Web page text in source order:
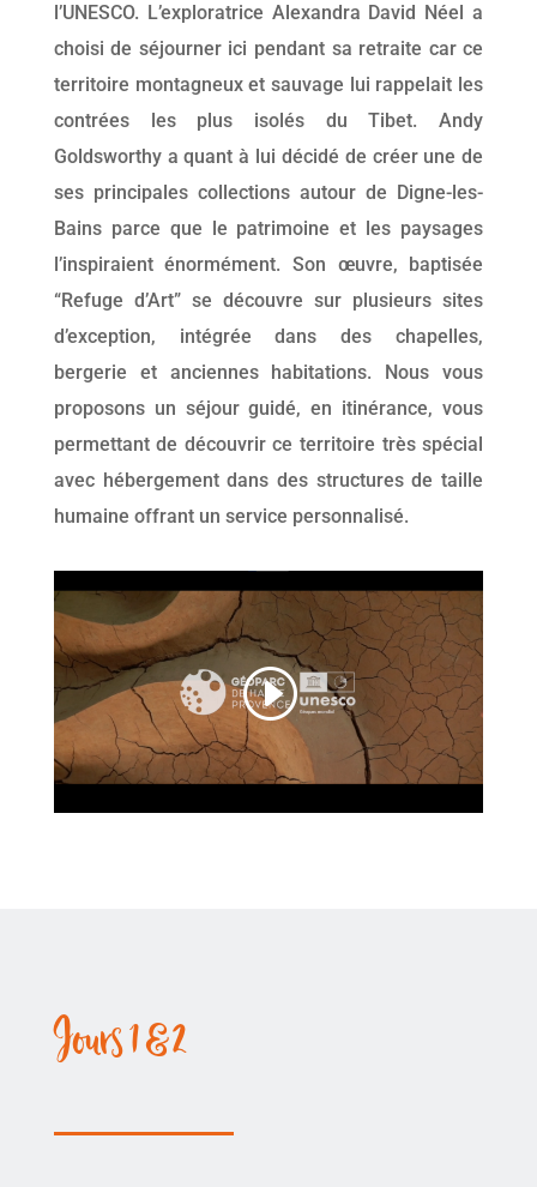
l’UNESCO. L’exploratrice Alexandra David Néel a
choisi de séjourner ici pendant sa retraite car ce
territoire montagneux et sauvage lui rappelait les
contrées les plus isolés du Tibet. Andy
Goldsworthy a quant à lui décidé de créer une de
ses principales collections autour de Digne-les-
Bains parce que le patrimoine et les paysages
l’inspiraient énormément. Son œuvre, baptisée
“Refuge d’Art” se découvre sur plusieurs sites
d’exception, intégrée dans des chapelles,
bergerie et anciennes habitations. Nous vous
proposons un séjour guidé, en itinérance, vous
permettant de découvrir ce territoire très spécial
avec hébergement dans des structures de taille
humaine offrant un service personnalisé.
Jours 1 & 2